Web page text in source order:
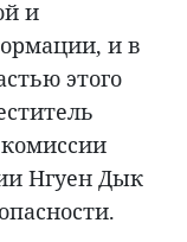
и
и в
этого
Нгуен Дык